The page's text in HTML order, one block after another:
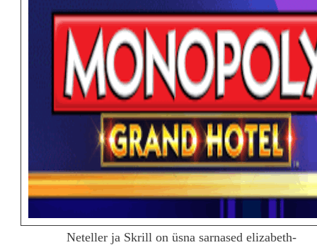
Neteller ja Skrill